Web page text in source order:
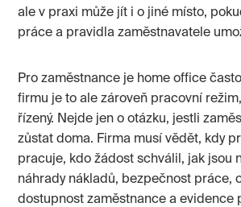
ale v praxi může jít i o jiné místo,
práce a pravidla zaměstnavatele
Pro zaměstnance je home office
firmu je to ale zároveň pracovní
řízený. Nejde jen o otázku, jestli
zůstat doma. Firma musí vědět, kdy
pracuje, kdo žádost schválil, jak jsou
náhrady nákladů, bezpečnost práce,
dostupnost zaměstnance a evidence